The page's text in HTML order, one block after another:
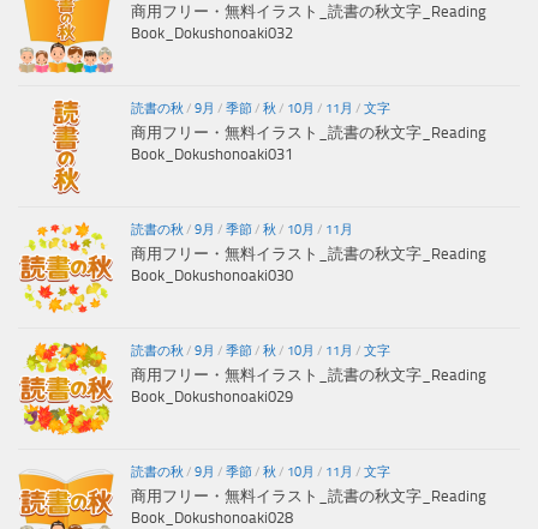
商用フリー・無料イラスト_読書の秋文字_Reading
Book_Dokushonoaki032
読書の秋 / 9月 / 季節/ 秋 / 10月 / 11月 / 文字
商用フリー・無料イラスト_読書の秋文字_Reading
Book_Dokushonoaki031
読書の秋 / 9月 / 季節/ 秋 / 10月 / 11月
商用フリー・無料イラスト_読書の秋文字_Reading
Book_Dokushonoaki030
読書の秋 / 9月 / 季節/ 秋 / 10月 / 11月 / 文字
商用フリー・無料イラスト_読書の秋文字_Reading
Book_Dokushonoaki029
読書の秋 / 9月 / 季節/ 秋 / 10月 / 11月 / 文字
商用フリー・無料イラスト_読書の秋文字_Reading
Book_Dokushonoaki028